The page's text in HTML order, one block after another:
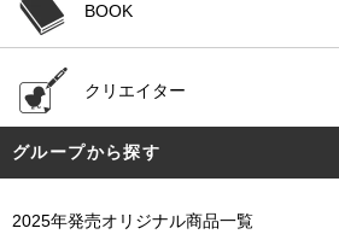
BOOK
クリエイター
グループから探す
2025年発売オリジナル商品一覧